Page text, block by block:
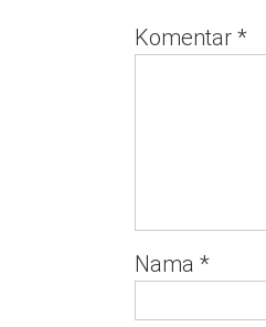
Komentar *
Nama *